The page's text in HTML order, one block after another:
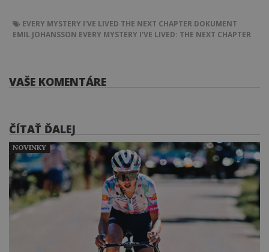
EVERY MYSTERY I'VE LIVED THE NEXT CHAPTER DOKUMENT
EMIL JOHANSSON EVERY MYSTERY I'VE LIVED: THE NEXT CHAPTER
VAŠE KOMENTÁRE
ČÍTAŤ ĎALEJ
NOVINKY